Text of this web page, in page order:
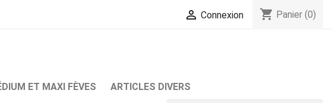
 Connexion shopping_cart Panier (0)
ET MAXI FÈVES ARTICLES DIVERS